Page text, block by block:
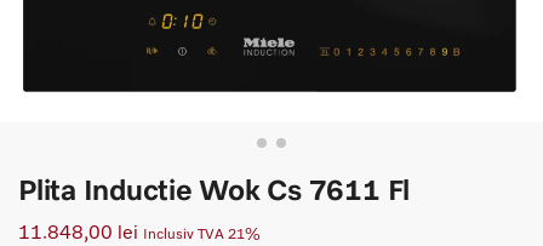
Plita Inductie Wok Cs 7611 Fl
11.848,00 lei Inclusiv TVA 21%